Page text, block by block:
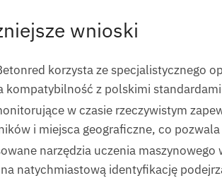
wnioski
korzysta ze specjalistycznego
kompatybilność z polskimi
w czasie rzeczywistym
i miejsca geograficzne, co
narzędzia uczenia
natychmiastową identyfikację